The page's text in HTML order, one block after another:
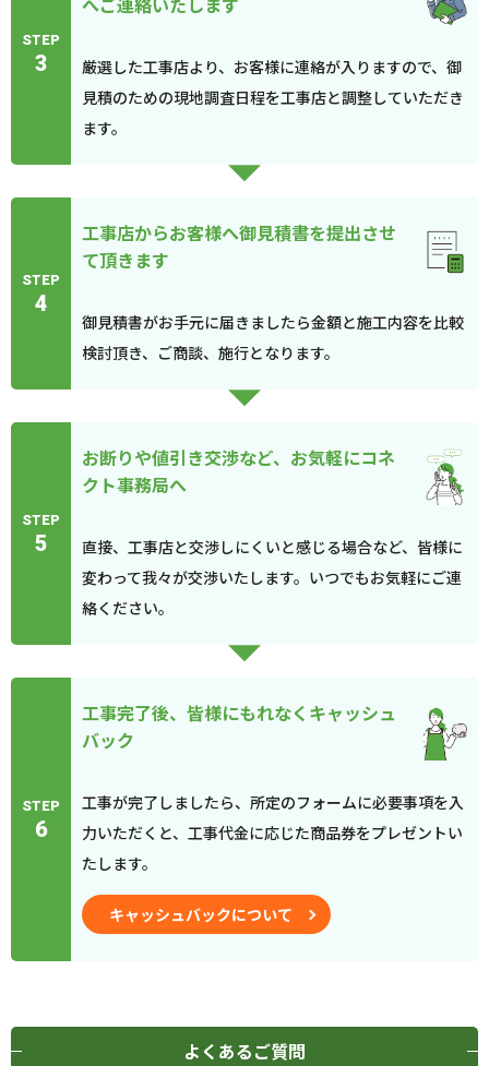
STEP
3
厳選した工事店より、お客様に連絡が入りますので、御
見積のための現地調査日程を工事店と調整していただき
ます。
STEP
4
工事店からお客様へ御見積書を提出させ
て頂きます
御見積書がお手元に届きましたら金額と施工内容を比較
検討頂き、ご商談、施行となります。
STEP
5
お断りや値引き交渉など、お気軽にコネ
クト事務局へ
直接、工事店と交渉しにくいと感じる場合など、皆様に
変わって我々が交渉いたします。いつでもお気軽にご連
絡ください。
STEP
6
工事完了後、皆様にもれなくキャッシュ
バック
工事が完了しましたら、所定のフォームに必要事項を入
力いただくと、工事代金に応じた商品券をプレゼントい
たします。
キャッシュバックについて
よくあるご質問